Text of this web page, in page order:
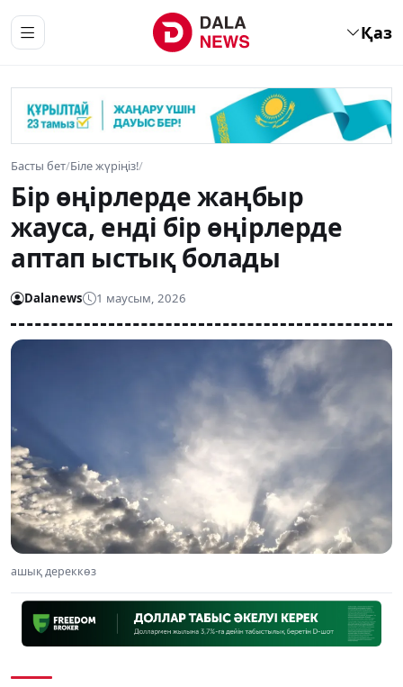
Қаз
Басты бет/Біле жүріңіз!/
Бір өңірлерде жаңбыр
жауса, енді бір өңірлерде
аптап ыстық болады
Dalanews 1 маусым, 2026
ашық дереккөз